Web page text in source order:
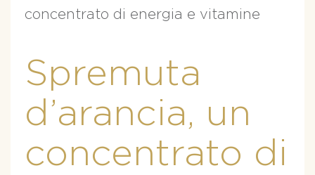
concentrato di energia e vitamine
Spremuta
d’arancia, un
concentrato di